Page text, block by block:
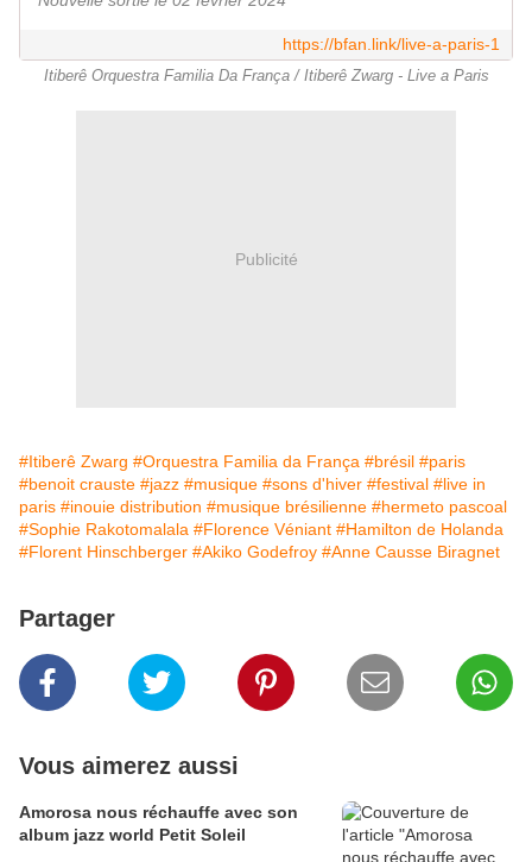
https://bfan.link/live-a-paris-1
Itiberê Orquestra Familia Da França / Itiberê Zwarg - Live a Paris
Publicité
#Itiberê Zwarg #Orquestra Familia da França #brésil #paris
#benoit crauste #jazz #musique #sons d'hiver #festival #live in
paris #inouie distribution #musique brésilienne #hermeto pascoal
#Sophie Rakotomalala #Florence Véniant #Hamilton de Holanda
#Florent Hinschberger #Akiko Godefroy #Anne Causse Biragnet
Partager
Vous aimerez aussi
Amorosa nous réchauffe avec son
album jazz world Petit Soleil